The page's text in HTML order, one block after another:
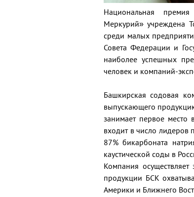
Национальная
Меркурий» учреждена
среди малых
Совета Федерации и
наиболее успешных
человек и компаний-
Башкирская содовая
выпускающего
занимает первое
входит в число лидеров
87% бикарбоната
каустической соды в
Компания осуществляет
продукции БСК
Америки и Ближнего